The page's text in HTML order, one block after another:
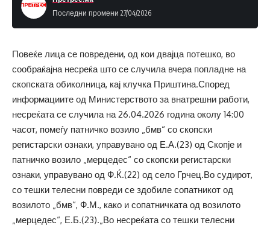
Последни промени 27/04/2026
Повеќе лица се повредени, од кои двајца потешко, во
сообраќајна несреќа што се случила вчера попладне на
скопската обиколница, кај клучка Приштина.Според
информациите од Министерството за внатрешни работи,
несреќата се случила на 26.04.2026 година околу 14:00
часот, помеѓу патничко возило „бмв“ со скопски
регистарски ознаки, управувано од Е.А.(23) од Скопје и
патничко возило „мерцедес“ со скопски регистарски
ознаки, управувано од Ф.Ќ.(22) од село Грчец.Во судирот,
со тешки телесни повреди се здобиле сопатникот од
возилото „бмв“, Ф.М., како и сопатничката од возилото
„мерцедес“, Е.Б.(23).„Во несреќата со тешки телесни